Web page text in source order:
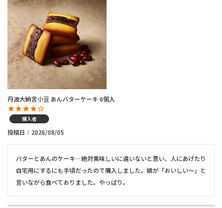
丹波大納言小豆 あんバターケーキ 6個入
購入者
投稿日 2026/08/05
バターとあんのケーキ‥絶対美味しいに違いないと思い、人にあげたり
自宅用にするにも手頃だったので購入しました。娘が「おいしい〜」と
言いながら食べておりました。やっぱり。